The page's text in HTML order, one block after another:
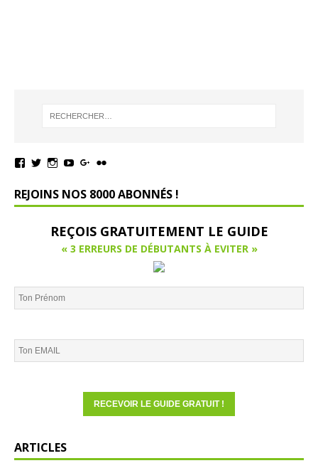
REJOINS NOS 8000 ABONNÉS !
REÇOIS GRATUITEMENT LE GUIDE
« 3 ERREURS DE DÉBUTANTS À EVITER »
ARTICLES